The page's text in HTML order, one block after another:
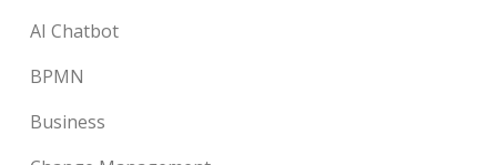
AI Chatbot
BPMN
Business